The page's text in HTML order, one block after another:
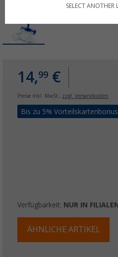
14,99 €
Preise inkl. MwSt., zzgl. Versandkosten
Bis zu 5%
Verfügbarkeit: NUR IN
ÄHNLICHE ARTIKEL
SELECT ANOTHER